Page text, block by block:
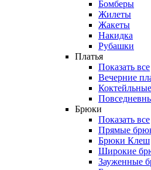
Бомберы
Жилеты
Жакеты
Накидка
Рубашки
Платья
Показать все
Вечерние
Брюки
Показать все
Прямые
Брюки Клеш
Широкие
Зауженные